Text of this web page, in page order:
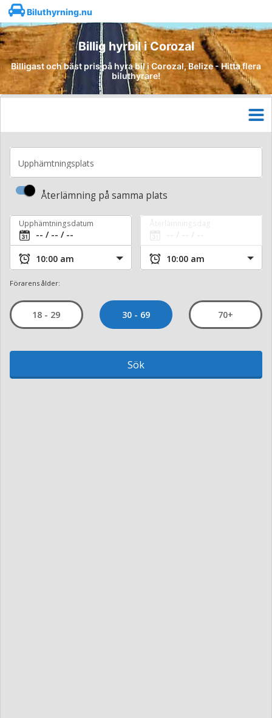
Biluthyrning.nu
Billig hyrbil i Corozal
Billigast och bäst pris på hyra bil i Corozal, Belize - Hitta flera
biluthyrare!
Upphämtningsplats
Återlämning på samma plats
Upphämtningsdatum
Förarens ålder:
18 - 29 30 - 69 70+
Sök